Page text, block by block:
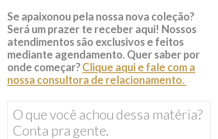
Se apaixonou pela nossa nova coleção?
Será um prazer te receber aqui! Nossos
atendimentos são exclusivos e feitos
mediante agendamento. Quer saber por
onde começar?Clique aqui e fale com a
nossa consultora de relacionamento.
O que você achou dessa matéria?
Conta pra gente.